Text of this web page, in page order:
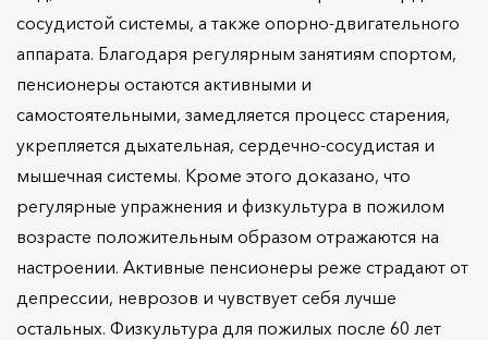
сосудистой системы, а также опорно-двигательного
аппарата. Благодаря регулярным занятиям спортом,
пенсионеры остаются активными и
самостоятельными, замедляется процесс старения,
укрепляется дыхательная, сердечно-сосудистая и
мышечная системы. Кроме этого доказано, что
регулярные упражнения и физкультура в пожилом
возрасте положительным образом отражаются на
настроении. Активные пенсионеры реже страдают от
депрессии, неврозов и чувствует себя лучше
остальных. Физкультура для пожилых после 60 лет